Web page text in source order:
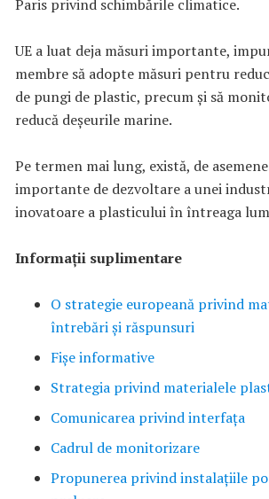
Paris privind schimbările climatice.
UE a luat deja măsuri importante,
membre să adopte măsuri pentru
de pungi de plastic, precum și să
reducă deșeurile marine.
Pe termen mai lung, există, de
importante de dezvoltare a unei
inovatoare a plasticului în întreaga
Informații suplimentare
O strategie europeană privind
întrebări și răspunsuri
Fișe informative
Strategia privind materialele
Comunicarea privind interfața
Cadrul de monitorizare
Propunerea privind instalațiile